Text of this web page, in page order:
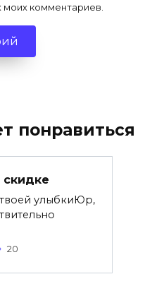
моих комментариев.
понравиться
улыбкиЮр,
20